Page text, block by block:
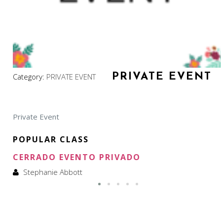
Category: PRIVATE EVENT PRIVATE EVENT
Private Event
POPULAR CLASS
CERRADO EVENTO PRIVADO
Stephanie Abbott